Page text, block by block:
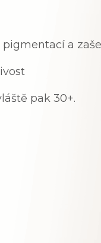
pigmentací a
pak 30+.